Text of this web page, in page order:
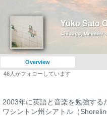
Yuko Sato
Chicago, Member
Overview
46 人がフォローしています
2003年に英語と音楽を勉強する
ワシントン州シアトル（